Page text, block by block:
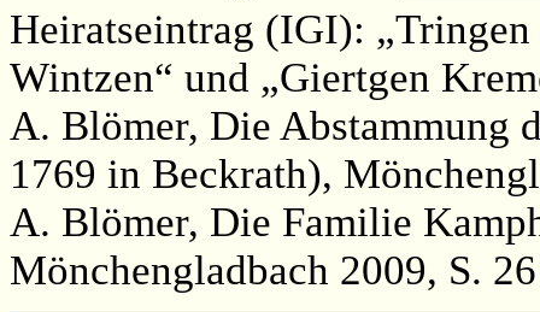
Heiratseintrag (IGI):
Wintzen“ und „Giertgen
A. Blömer, Die Abstammung
1769 in Beckrath),
A. Blömer, Die Familie
Mönchengladbach 2009, S. 26